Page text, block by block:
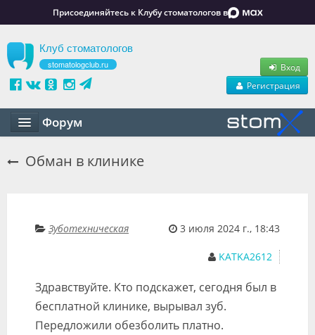
Присоединяйтесь к Клубу стоматологов в
Клуб стоматологов
stomatologclub.ru
Вход
Регистрация
Форум
Вакансии
Объявления
Видео
Обман в клинике
Зуботехническая 3 июля 2024 г., 18:43
KATKA2612
Здравствуйте. Кто подскажет, сегодня был в
бесплатной клинике, вырывал зуб.
Передложили обезболить платно.